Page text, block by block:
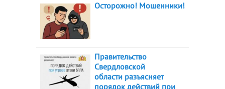
Осторожно! Мошенники!
Правительство
Свердловской
области разъясняет
порядок действий при